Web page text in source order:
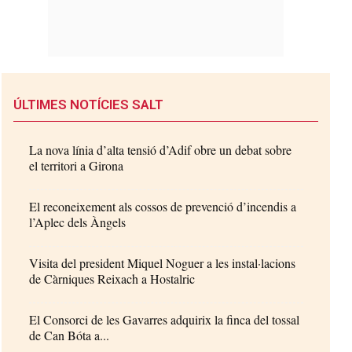
ÚLTIMES NOTÍCIES SALT
La nova línia d’alta tensió d’Adif obre un debat sobre
el territori a Girona
El reconeixement als cossos de prevenció d’incendis a
l’Aplec dels Àngels
Visita del president Miquel Noguer a les instal·lacions
de Càrniques Reixach a Hostalric
El Consorci de les Gavarres adquirix la finca del tossal
de Can Bóta a...